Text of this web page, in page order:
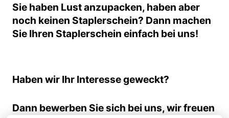
Sie haben Lust anzupacken, haben aber
noch keinen Staplerschein? Dann machen
Sie Ihren Staplerschein einfach bei uns!
Haben wir Ihr Interesse geweckt?
Dann bewerben Sie sich bei uns, wir freuen